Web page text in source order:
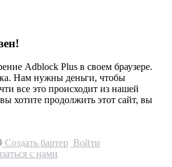
Adblock Plus в своем браузере.
Нам нужны деньги, чтобы
все это происходит из нашей
хотите продолжить этот сайт, вы
Создать бартер Войти
с нами